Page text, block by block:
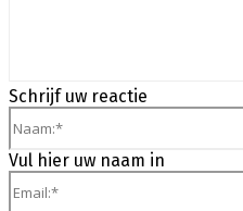
Schrijf uw reactie
Vul hier uw naam in